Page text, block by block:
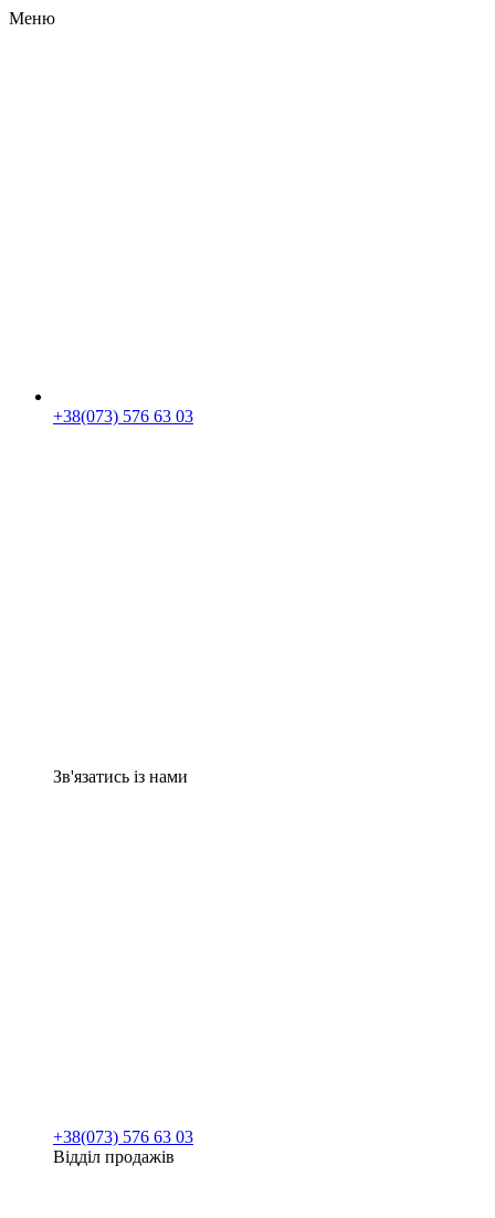
Меню
+38(073) 576 63 03
Зв'язатись із нами
+38(073) 576 63 03
Відділ продажів